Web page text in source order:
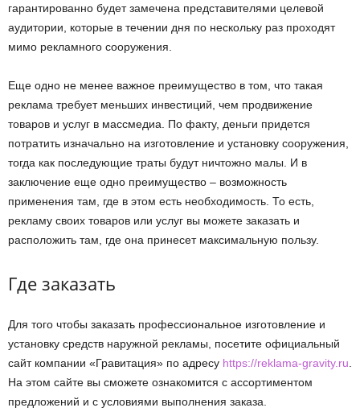
гарантированно будет замечена представителями целевой
аудитории, которые в течении дня по нескольку раз проходят
мимо рекламного сооружения.
Еще одно не менее важное преимущество в том, что такая
реклама требует меньших инвестиций, чем продвижение
товаров и услуг в массмедиа. По факту, деньги придется
потратить изначально на изготовление и установку сооружения,
тогда как последующие траты будут ничтожно малы. И в
заключение еще одно преимущество – возможность
применения там, где в этом есть необходимость. То есть,
рекламу своих товаров или услуг вы можете заказать и
расположить там, где она принесет максимальную пользу.
Где заказать
Для того чтобы заказать профессиональное изготовление и
установку средств наружной рекламы, посетите официальный
сайт компании «Гравитация» по адресу https://reklama-gravity.ru
На этом сайте вы сможете ознакомится с ассортиментом
предложений и с условиями выполнения заказа.